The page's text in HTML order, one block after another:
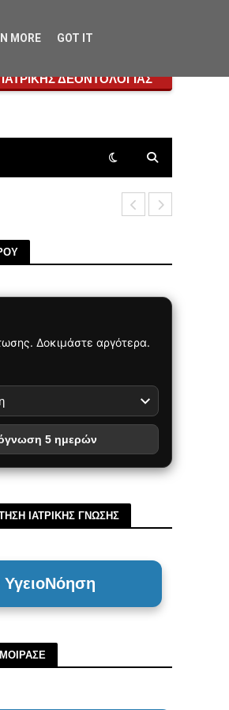
ΔΕΟΝΤΟΛΟΓΙΑΣ
Δοκιμάστε αργότερα.
5 ημερών
ΙΑΤΡΙΚΗΣ ΓΝΩΣΗΣ
ΥγειοΝόηση
MORE GOT IT